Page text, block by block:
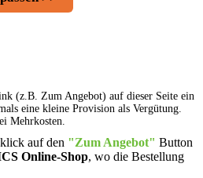
(z.B. Zum Angebot) auf dieser Seite ein
eine kleine Provision als Vergütung.
Mehrkosten.
auf den "Zum Angebot" Button
Online-Shop, wo die Bestellung